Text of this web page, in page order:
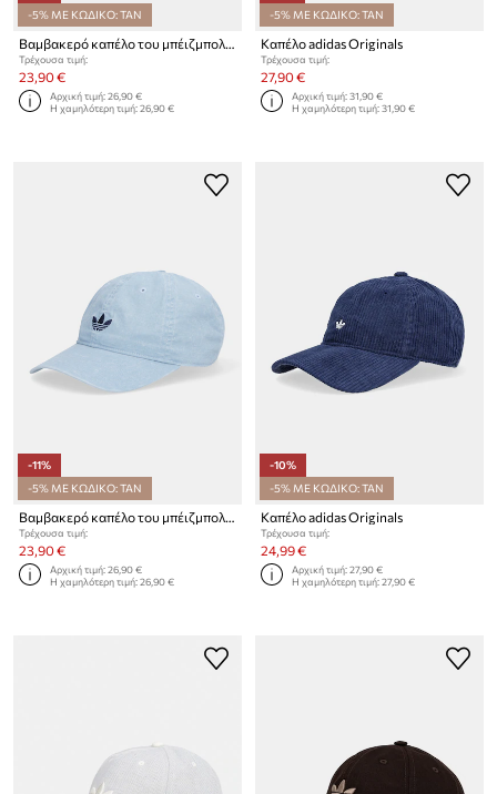
-5% ΜΕ ΚΩΔΙΚΟ: TAN
Τρέχουσα τιμή:
23,90 €
Αρχική τιμή:26,90 €
Η χαμηλότερη τιμή:26,90 €
-5% ΜΕ ΚΩΔΙΚΟ: TAN
Καπέλο adidas Originals
Τρέχουσα τιμή:
27,90 €
Αρχική τιμή:31,90 €
Η χαμηλότερη τιμή:31,90 €
-11%
-5% ΜΕ ΚΩΔΙΚΟ: TAN
Βαμβακερό καπέλο του μπέιζμπολ adidas Originals
Τρέχουσα τιμή:
23,90 €
Αρχική τιμή:26,90 €
Η χαμηλότερη τιμή:26,90 €
-10%
-5% ΜΕ ΚΩΔΙΚΟ: TAN
Καπέλο adidas Originals
Τρέχουσα τιμή:
24,99 €
Αρχική τιμή:27,90 €
Η χαμηλότερη τιμή:27,90 €